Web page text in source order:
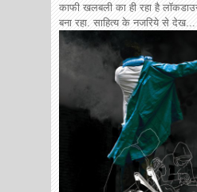
काफी खलबली का ही रहा है
बना रहा. साहित्य के नजरिये से देख...